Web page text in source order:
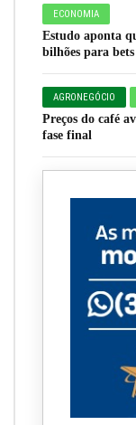
ECONOMIA
Estudo aponta
bilhões para
AGRONEGÓCIO
Preços do café
fase final